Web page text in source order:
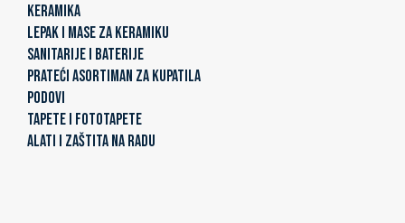
KERAMIKA
LEPAK I MASE ZA KERAMIKU
SANITARIJE I BATERIJE
PRATEĆI ASORTIMAN ZA KUPATILA
PODOVI
TAPETE I FOTOTAPETE
ALATI I ZAŠTITA NA RADU